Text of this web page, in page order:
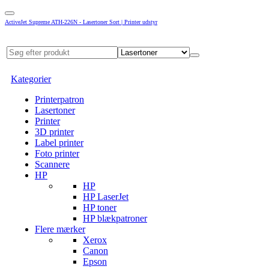
ActiveJet Supreme ATH-226N - Lasertoner Sort | Printer udstyr
Kategorier
Printerpatron
Lasertoner
Printer
3D printer
Label printer
Foto printer
Scannere
HP
HP
HP LaserJet
HP toner
HP blækpatroner
Flere mærker
Xerox
Canon
Epson